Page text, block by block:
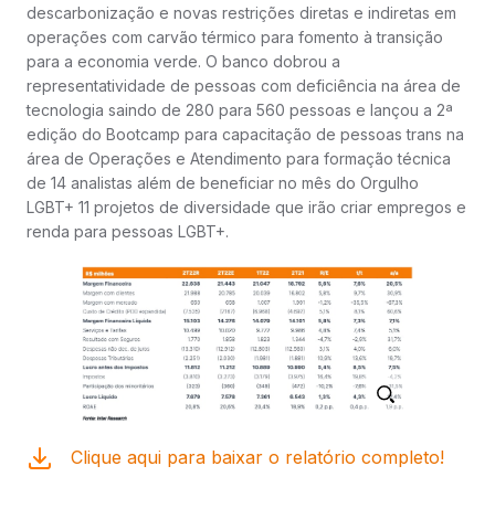
descarbonização e novas restrições diretas e indiretas em
operações com carvão térmico para fomento à transição
para a economia verde. O banco dobrou a
representatividade de pessoas com deficiência na área de
tecnologia saindo de 280 para 560 pessoas e lançou a 2ª
edição do Bootcamp para capacitação de pessoas trans na
área de Operações e Atendimento para formação técnica
de 14 analistas além de beneficiar no mês do Orgulho
LGBT+ 11 projetos de diversidade que irão criar empregos e
renda para pessoas LGBT+.
Clique aqui para baixar o relatório completo!